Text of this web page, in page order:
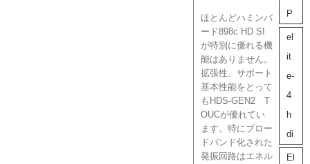
ほとんどハミンバ
ード898c HD SI
が特別に優れる機
能はありません。
拡張性、サポート
基本性能をとって
もHDS-GEN2 T
OUCが優れてい
ます。特にブロー
ドバンド化された
発振回路はエネル
P
el
it
e-
4
h
di
El